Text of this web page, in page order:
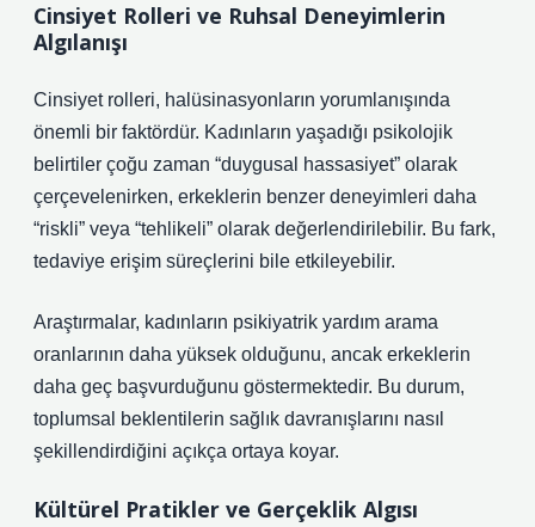
Cinsiyet Rolleri ve Ruhsal Deneyimlerin
Algılanışı
Cinsiyet rolleri, halüsinasyonların yorumlanışında
önemli bir faktördür. Kadınların yaşadığı psikolojik
belirtiler çoğu zaman “duygusal hassasiyet” olarak
çerçevelenirken, erkeklerin benzer deneyimleri daha
“riskli” veya “tehlikeli” olarak değerlendirilebilir. Bu fark,
tedaviye erişim süreçlerini bile etkileyebilir.
Araştırmalar, kadınların psikiyatrik yardım arama
oranlarının daha yüksek olduğunu, ancak erkeklerin
daha geç başvurduğunu göstermektedir. Bu durum,
toplumsal beklentilerin sağlık davranışlarını nasıl
şekillendirdiğini açıkça ortaya koyar.
Kültürel Pratikler ve Gerçeklik Algısı